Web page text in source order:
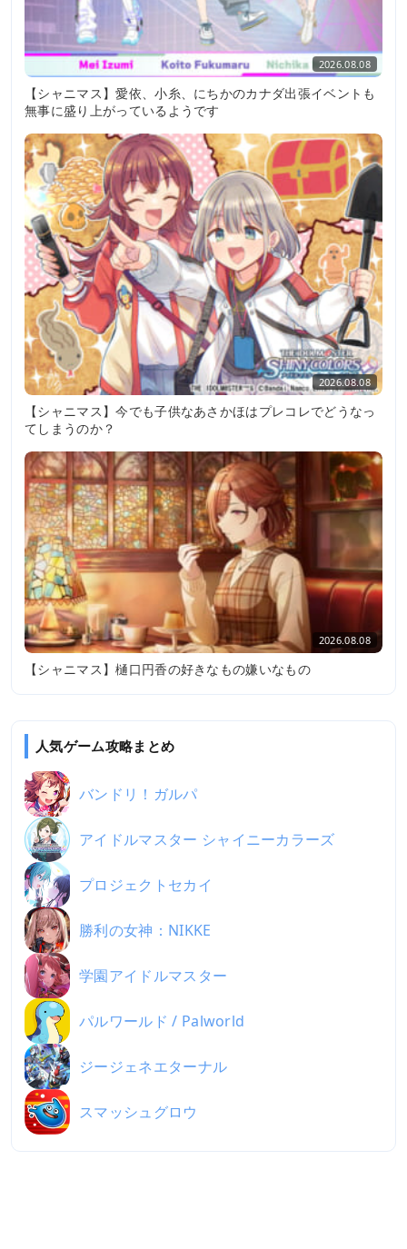
2026.08.08
【シャニマス】愛依、小糸、にちかのカナダ出張イベントも
無事に盛り上がっているようです
2026.08.08
【シャニマス】今でも子供なあさかほはプレコレでどうなっ
てしまうのか？
2026.08.08
【シャニマス】樋口円香の好きなもの嫌いなもの
人気ゲーム攻略まとめ
バンドリ！ガルパ
アイドルマスター シャイニーカラーズ
プロジェクトセカイ
勝利の女神：NIKKE
学園アイドルマスター
パルワールド / Palworld
ジージェネエターナル
スマッシュグロウ